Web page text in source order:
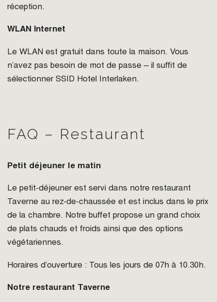
réception.
WLAN Internet
Le WLAN est gratuit dans toute la maison. Vous
n’avez pas besoin de mot de passe – il suffit de
sélectionner SSID Hotel Interlaken.
FAQ – Restaurant
Petit déjeuner le matin
Le petit-déjeuner est servi dans notre restaurant
Taverne au rez-de-chaussée et est inclus dans le prix
de la chambre. Notre buffet propose un grand choix
de plats chauds et froids ainsi que des options
végétariennes.
Horaires d’ouverture : Tous les jours de 07h à 10.30h.
Notre restaurant Taverne